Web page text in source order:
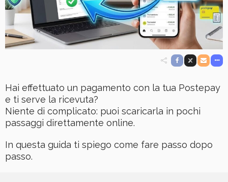
Hai effettuato un pagamento con la tua Postepay
e ti serve la ricevuta?
Niente di complicato: puoi scaricarla in pochi
passaggi direttamente online.
In questa guida ti spiego come fare passo dopo
passo.